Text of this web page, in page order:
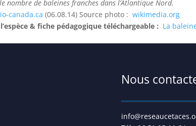
nombre de baleines franches dans l’Atlantique Nord.
canada.ca(06.08.14) Source photo :wikimedia.org
& fiche pédagogique téléchargeable : La
Nous